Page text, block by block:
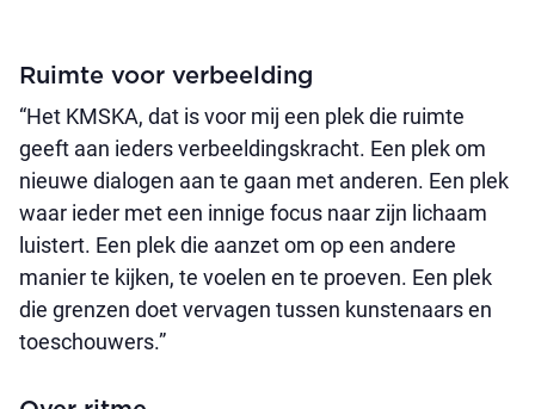
Ruimte voor verbeelding
“Het KMSKA, dat is voor mij een plek die ruimte
geeft aan ieders verbeeldingskracht. Een plek om
nieuwe dialogen aan te gaan met anderen. Een plek
waar ieder met een innige focus naar zijn lichaam
luistert. Een plek die aanzet om op een andere
manier te kijken, te voelen en te proeven. Een plek
die grenzen doet vervagen tussen kunstenaars en
toeschouwers.”